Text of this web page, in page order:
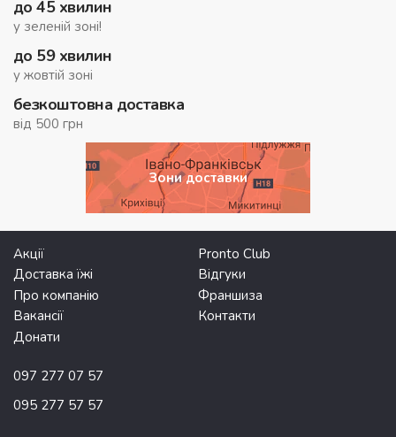
до 45 хвилин
у зеленій зоні!
до 59 хвилин
у жовтій зоні
безкоштовна доставка
від 500 грн
Зони доставки
Акції
Pronto Club
Доставка їжі
Відгуки
Про компанію
Франшиза
Вакансії
Контакти
Донати
097 277 07 57
095 277 57 57